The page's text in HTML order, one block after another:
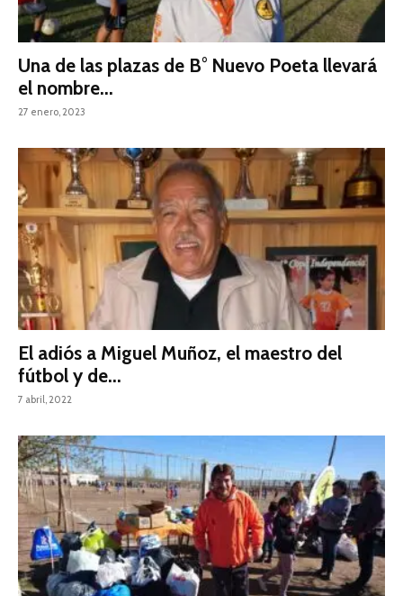
Una de las plazas de B° Nuevo Poeta llevará
el nombre...
27 enero, 2023
El adiós a Miguel Muñoz, el maestro del
fútbol y de...
7 abril, 2022